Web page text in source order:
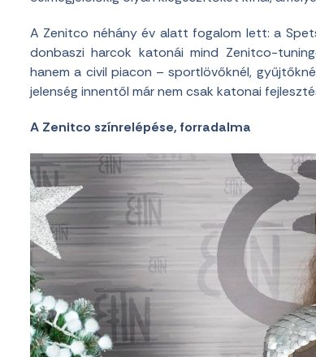
A Zenitco néhány év alatt fogalom lett: a
donbaszi harcok katonái mind Zenitco-
hanem a civil piacon – sportlövőknél,
jelenség innentől már nem csak katonai
A Zenitco színrelépése, forradalma